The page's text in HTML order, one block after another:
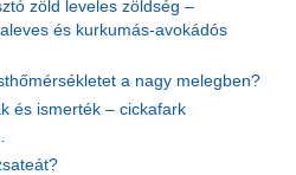
zöld leveles zöldség –
és kurkumás-avokádós
a nagy melegben?
és ismerték – cickafark